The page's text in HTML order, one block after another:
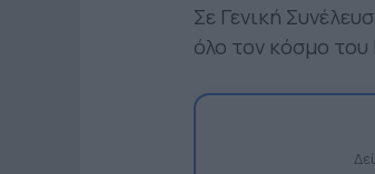
Σε Γενική
όλο τον κόσμο